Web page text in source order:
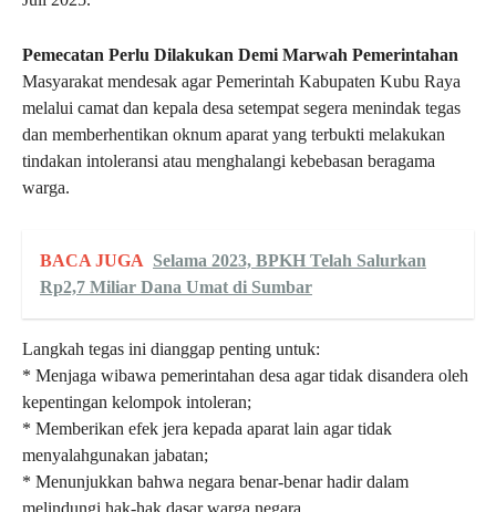
Pemecatan Perlu Dilakukan Demi Marwah Pemerintahan
Masyarakat mendesak agar Pemerintah Kabupaten Kubu Raya
melalui camat dan kepala desa setempat segera menindak tegas
dan memberhentikan oknum aparat yang terbukti melakukan
tindakan intoleransi atau menghalangi kebebasan beragama
warga.
BACA JUGA Selama 2023, BPKH Telah Salurkan
Rp2,7 Miliar Dana Umat di Sumbar
Langkah tegas ini dianggap penting untuk:
* Menjaga wibawa pemerintahan desa agar tidak disandera oleh
kepentingan kelompok intoleran;
* Memberikan efek jera kepada aparat lain agar tidak
menyalahgunakan jabatan;
* Menunjukkan bahwa negara benar-benar hadir dalam
melindungi hak-hak dasar warga negara .